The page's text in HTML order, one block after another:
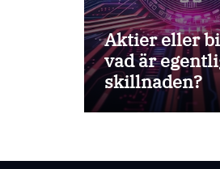
Aktier eller
vad är
skillnaden?